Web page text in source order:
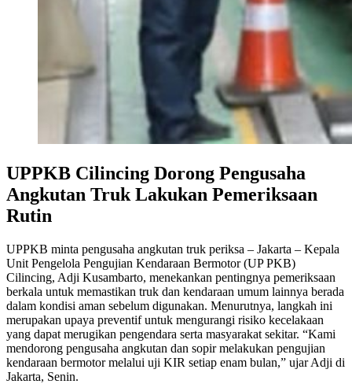
UPPKB Cilincing Dorong Pengusaha
Angkutan Truk Lakukan Pemeriksaan
Rutin
UPPKB minta pengusaha angkutan truk periksa – Jakarta – Kepala
Unit Pengelola Pengujian Kendaraan Bermotor (UP PKB)
Cilincing, Adji Kusambarto, menekankan pentingnya pemeriksaan
berkala untuk memastikan truk dan kendaraan umum lainnya berada
dalam kondisi aman sebelum digunakan. Menurutnya, langkah ini
merupakan upaya preventif untuk mengurangi risiko kecelakaan
yang dapat merugikan pengendara serta masyarakat sekitar. “Kami
mendorong pengusaha angkutan dan sopir melakukan pengujian
kendaraan bermotor melalui uji KIR setiap enam bulan,” ujar Adji di
Jakarta, Senin.